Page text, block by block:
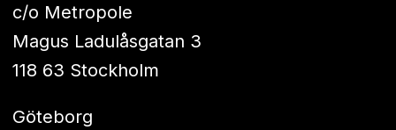
c/o Metropole
Magus Ladulåsgatan 3
118 63 Stockholm
Göteborg